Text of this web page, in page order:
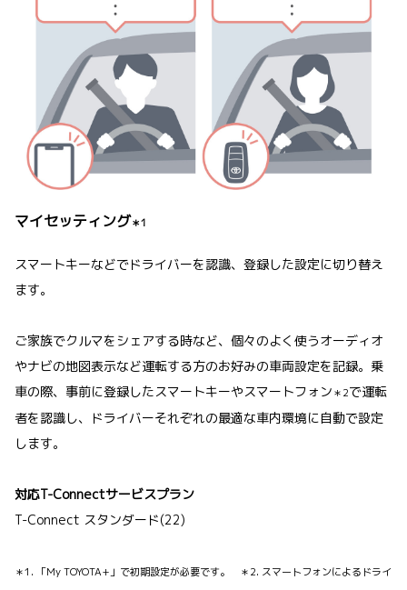
マイセッティング＊1
スマートキーなどでドライバーを認識、登録した設定に切り替え
ます。
ご家族でクルマをシェアする時など、個々のよく使うオーディオ
やナビの地図表示など運転する方のお好みの車両設定を記録。乗
車の際、事前に登録したスマートキーやスマートフォン＊2で運転
者を認識し、ドライバーそれぞれの最適な車内環境に自動で設定
します。
対応T-Connectサービスプラン
T-Connect スタンダード(22)
＊1. 「My TOYOTA+」で初期設定が必要です。 ＊2. スマートフォンによるドライ